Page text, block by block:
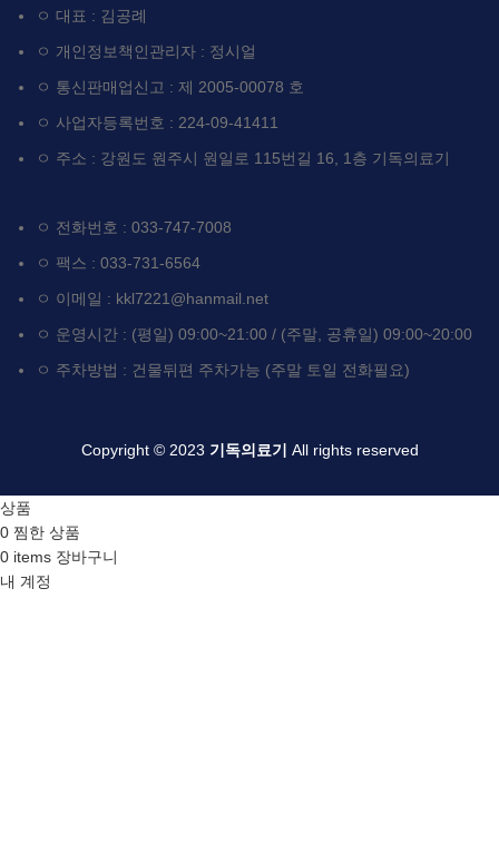
ㅇ 대표 : 김공례
ㅇ 개인정보책인관리자 : 정시얼
ㅇ 통신판매업신고 : 제 2005-00078 호
ㅇ 사업자등록번호 : 224-09-41411
ㅇ 주소 : 강원도 원주시 원일로 115번길 16, 1층 기독의료기
ㅇ 전화번호 : 033-747-7008
ㅇ 팩스 : 033-731-6564
ㅇ 이메일 : kkl7221@hanmail.net
ㅇ 운영시간 : (평일) 09:00~21:00 / (주말, 공휴일) 09:00~20:00
ㅇ 주차방법 : 건물뒤편 주차가능 (주말 토일 전화필요)
Copyright © 2023 기독의료기 All rights reserved
상품
0 찜한 상품
0 items 장바구니
내 계정